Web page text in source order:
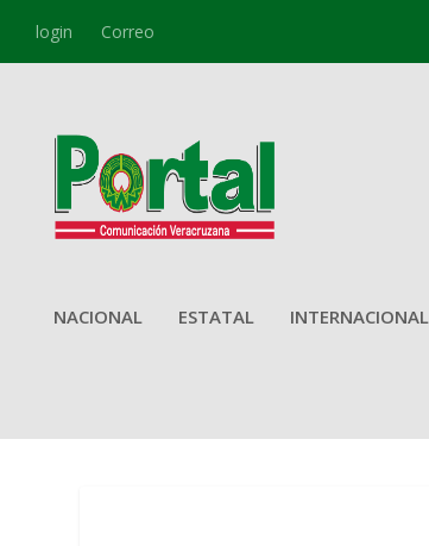
login Correo
NACIONAL ESTATAL INTERNACIONAL